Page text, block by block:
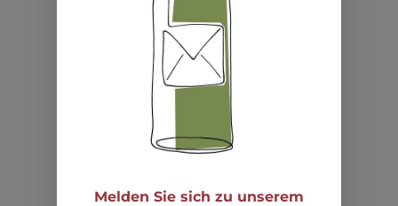
Melden Sie sich zu unserem
PHILLIPPE STADLBAUER